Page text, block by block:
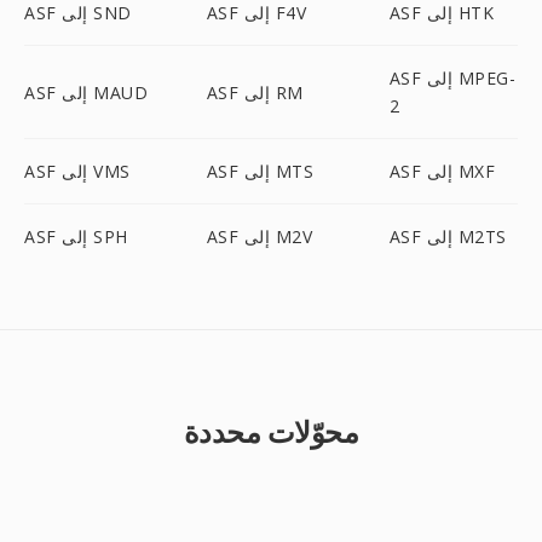
ASF إلى SND ASF إلى F4V ASF إلى HTK
ASF إلى MAUD ASF إلى RM
ASF إلى MPEG-
2
ASF إلى VMS ASF إلى MTS ASF إلى MXF
ASF إلى SPH ASF إلى M2V ASF إلى M2TS
محوّلات محددة